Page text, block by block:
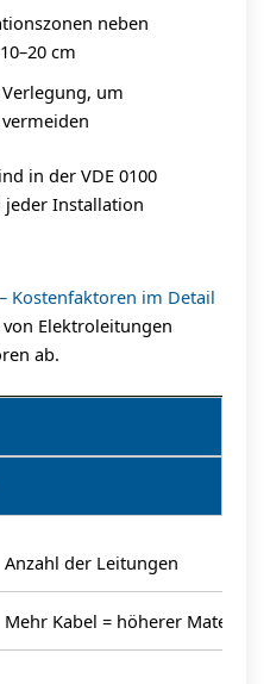
neben
cm
um
in der VDE 0100
jeder Installation
Kostenfaktoren im Detail
Elektroleitungen
ab.
Anzahl der Leitungen
Mehr Kabel = höherer Material-